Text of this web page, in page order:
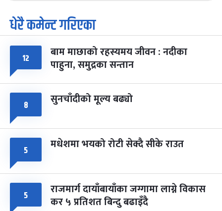
७
आइत
पूर्णिमा व्रत
चैत्र ७, २०८३-Mar 21, 2027
८ फागुपूर्णिमा
चैत्र ८, २०८३-Mar 22, 2027
७ महिना बाँकी
धेरै कमेन्ट गरिएका
१२ बाम माछाको रहस्यमय जीवन : नदीका
पाहुना, समुद्रका सन्तान
८ सुनचाँदीको मूल्य बढ्यो
५ मधेशमा भयको रोटी सेक्दै सीके राउत
५ राजमार्ग दायाँबायाँका जग्गामा लाग्ने विकास
कर ५ प्रतिशत बिन्दु बढाइँदै